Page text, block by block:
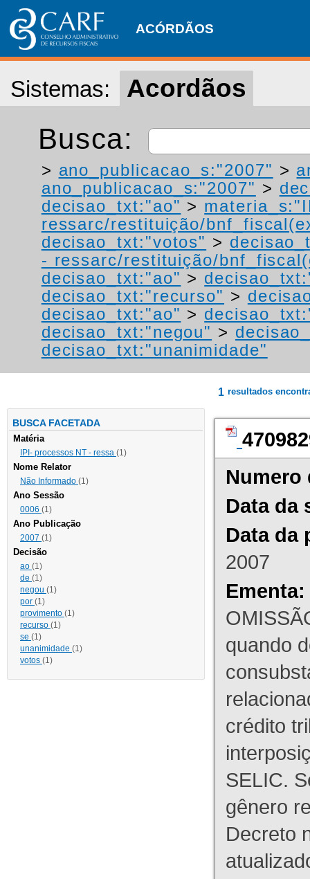
ACÓRDÃOS
Sistemas: Acordãos
Busca:
> ano_publicacao_s:"2007" >
ano_publicacao_s:"2007" >
decisao_txt:"ao" >
ressarc/restituição/
decisao_txt:"votos" >
- ressarc/restituição/
decisao_txt:"ao" >
decisao_txt:"recurso" >
decisao_txt:"ao" >
decisao_txt:"negou" >
decisao_txt:"unanimidade"
BUSCA FACETADA
Matéria
IPI- processos NT - ressa (1)
Nome Relator
Não Informado (1)
Ano Sessão
0006 (1)
Ano Publicação
2007 (1)
Decisão
ao (1)
de (1)
negou (1)
por (1)
provimento (1)
recurso (1)
se (1)
unanimidade (1)
votos (1)
1 resultados
Numero
Data da
Data da
2007
Ementa:
quando
crédito
SELIC.
gênero
Decreto